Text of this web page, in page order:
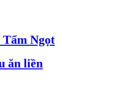
Ngọt
ăn liền